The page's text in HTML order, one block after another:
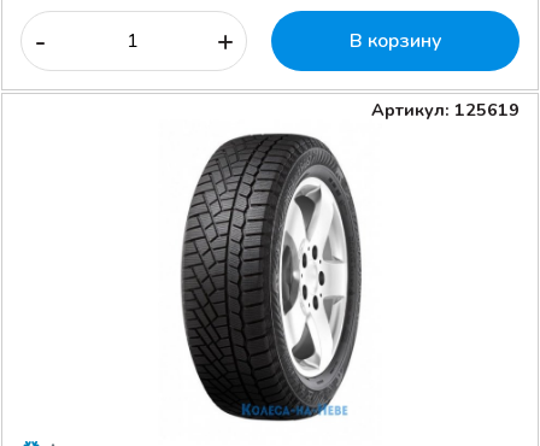
- + В корзину
Артикул: 125619